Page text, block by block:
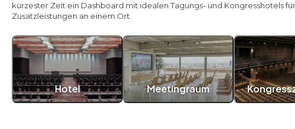
kürzester Zeit ein Dashboard mit idealen Tagungs- und Kongresshotels
Zusatzleistungen an einem Ort.
Hotel Meetingraum